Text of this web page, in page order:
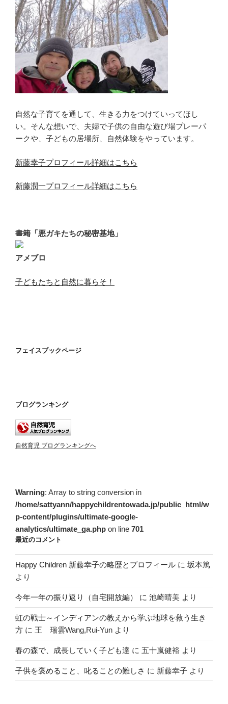
自然な子育てを通して、生きる力をつけていってほし
い。そんな想いで、夫婦で子供の自由な遊び場プレーパ
ークや、子どもの居場所、自然体験をやっています。
新藤幸子プロフィール詳細はこちら
新藤潤一プロフィール詳細はこちら
書籍「悪ガキたちの秘密基地」
アメブロ
子どもたちと自然に暮らそ！
フェイスブックページ
ブログランキング
自然育児 ブログランキングへ
Warning: Array to string conversion in
/home/sattyann/happychildrentowada.jp/public_html/w
p-content/plugins/ultimate-google-
analytics/ultimate_ga.php on line 701
最近のコメント
Happy Children 新藤幸子の略歴とプロフィール に 坂本篤
より
今年一年の振り返り（自宅開放編） に 池崎晴美 より
虹の戦士～インディアンの教えから学ぶ地球を救う生き
方 に 王 瑞雲Wang,Rui-Yun より
春の森で、成長していく子ども達 に 五十嵐健裕 より
子供を褒めること、叱ることの難しさ に 新藤幸子 より